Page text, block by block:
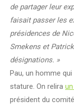
de partager leur
faisait passer les
présidences de
Smekens et
désignations. »
Pau, un homme
stature. On relira
président du comité